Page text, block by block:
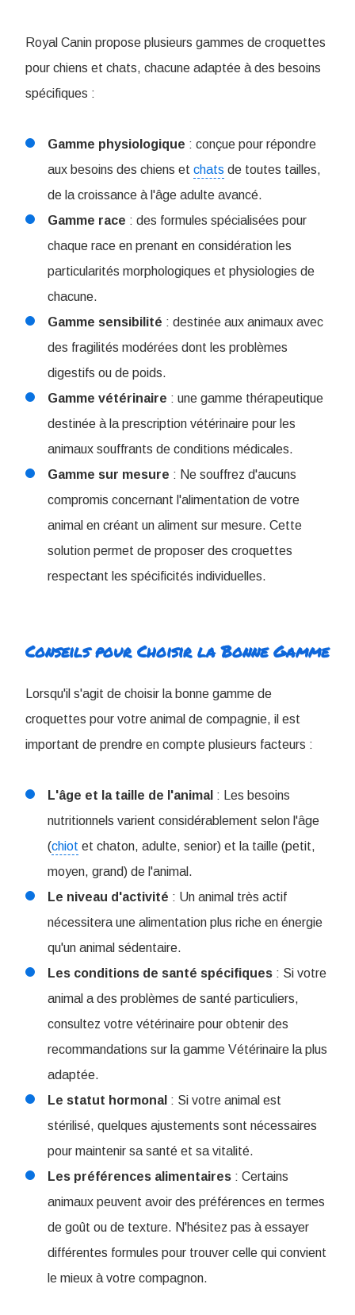
Royal Canin propose plusieurs gammes de croquettes
pour chiens et chats, chacune adaptée à des besoins
spécifiques :
Gamme physiologique : conçue pour répondre
aux besoins des chiens et chats de toutes tailles,
de la croissance à l'âge adulte avancé.
Gamme race : des formules spécialisées pour
chaque race en prenant en considération les
particularités morphologiques et physiologies de
chacune.
Gamme sensibilité : destinée aux animaux avec
des fragilités modérées dont les problèmes
digestifs ou de poids.
Gamme vétérinaire : une gamme thérapeutique
destinée à la prescription vétérinaire pour les
animaux souffrants de conditions médicales.
Gamme sur mesure : Ne souffrez d'aucuns
compromis concernant l'alimentation de votre
animal en créant un aliment sur mesure. Cette
solution permet de proposer des croquettes
respectant les spécificités individuelles.
Conseils pour Choisir la Bonne Gamme
Lorsqu'il s'agit de choisir la bonne gamme de
croquettes pour votre animal de compagnie, il est
important de prendre en compte plusieurs facteurs :
L'âge et la taille de l'animal : Les besoins
nutritionnels varient considérablement selon l'âge
(chiot et chaton, adulte, senior) et la taille (petit,
moyen, grand) de l'animal.
Le niveau d'activité : Un animal très actif
nécessitera une alimentation plus riche en énergie
qu'un animal sédentaire.
Les conditions de santé spécifiques : Si votre
animal a des problèmes de santé particuliers,
consultez votre vétérinaire pour obtenir des
recommandations sur la gamme Vétérinaire la plus
adaptée.
Le statut hormonal : Si votre animal est
stérilisé, quelques ajustements sont nécessaires
pour maintenir sa santé et sa vitalité.
Les préférences alimentaires : Certains
animaux peuvent avoir des préférences en termes
de goût ou de texture. N'hésitez pas à essayer
différentes formules pour trouver celle qui convient
le mieux à votre compagnon.